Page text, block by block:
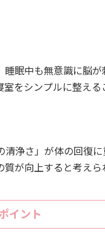
睡眠中も無意識に脳
室をシンプルに整え
清浄さ」が体の回復
が向上すると考えら
イント